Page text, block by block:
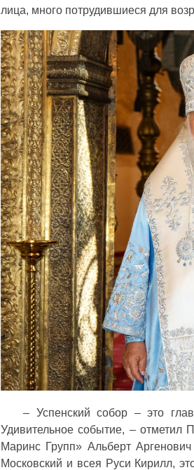
лица, много потрудившиеся для
– Успенский собор – это
Удивительное событие, – отметил
Маринс Групп» Альберт
Московский и всея Руси Кирилл,